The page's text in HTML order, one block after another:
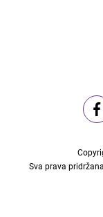
Sva prava